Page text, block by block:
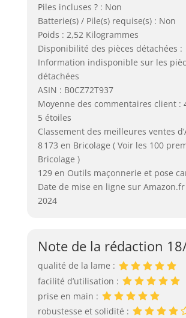
Piles incluses ? : Non
Batterie(s) / Pile(s) requise(s) : Non
Poids : 2,52 Kilogrammes
Disponibilité des pièces détachées :
Information indisponible sur les
détachées
ASIN : B0CZ72T937
Moyenne des commentaires client :
5 étoiles
Classement des meilleures ventes
8 173 en Bricolage ( Voir les 100
Bricolage )
129 en Outils maçonnerie et pose
Date de mise en ligne sur
2024
Note de la rédaction
qualité de la lame :
facilité d’utilisation :
prise en main :
robustesse et solidité :